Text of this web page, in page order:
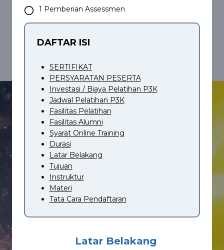
1 Pemberian Assessmen
DAFTAR ISI
SERTIFIKAT
PERSYARATAN PESERTA
Investasi / Biaya Pelatihan P3K
Jadwal Pelatihan P3K
Fasilitas Pelatihan
Fasilitas Alumni
Syarat Online Training
Durasi
Latar Belakang
Tujuan
Instruktur
Materi
Tata Cara Pendaftaran
Latar Belakang